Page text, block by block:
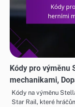
Kódy pro výměnu
mechanikami,
Kódy na výměnu
Star Rail, které